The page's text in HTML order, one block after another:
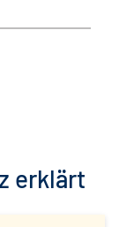
erklärt